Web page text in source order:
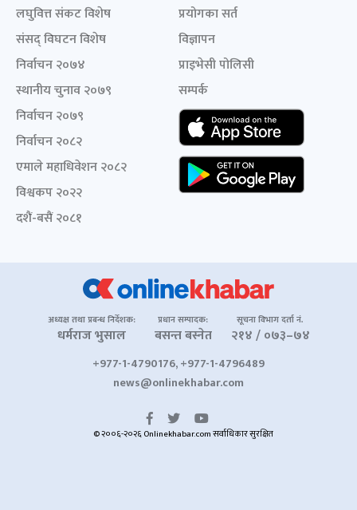
लघुवित्त संकट विशेष
संसद् विघटन विशेष
निर्वाचन २०७४
स्थानीय चुनाव २०७९
निर्वाचन २०७९
निर्वाचन २०८२
एमाले महाधिवेशन २०८२
विश्वकप २०२२
दशैं-बसैं २०८१
प्रयोगका सर्त
विज्ञापन
प्राइभेसी पोलिसी
सम्पर्क
अध्यक्ष तथा प्रबन्ध निर्देशक:
धर्मराज भुसाल
प्रधान सम्पादक:
बसन्त बस्नेत
सूचना विभाग दर्ता नं.
२१४ / ०७३–७४
+977-1-4790176, +977-1-4796489
news@onlinekhabar.com
© २००६-२०२६ Onlinekhabar.com सर्वाधिकार सुरक्षित